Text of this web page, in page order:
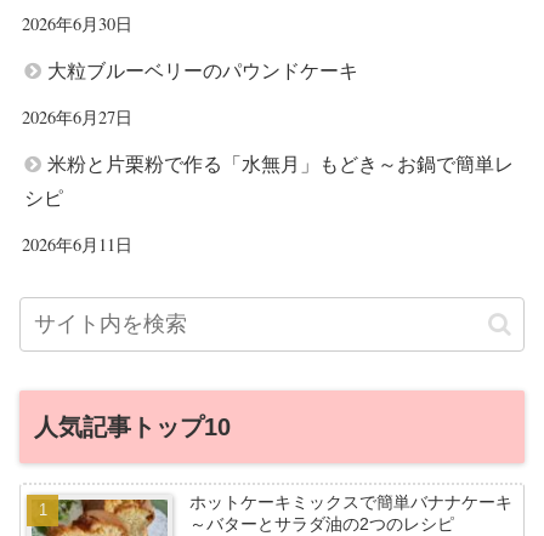
2026年6月30日
大粒ブルーベリーのパウンドケーキ
2026年6月27日
米粉と片栗粉で作る「水無月」もどき～お鍋で簡単レ
シピ
2026年6月11日
人気記事トップ10
ホットケーキミックスで簡単バナナケーキ
～バターとサラダ油の2つのレシピ